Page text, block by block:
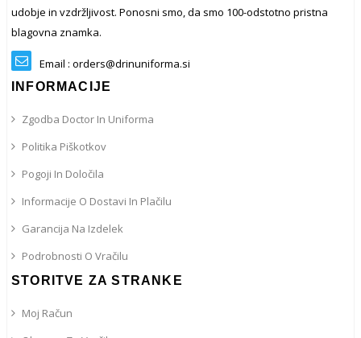
udobje in vzdržljivost. Ponosni smo, da smo 100-odstotno pristna
blagovna znamka.
Email : orders@drinuniforma.si
INFORMACIJE
Zgodba Doctor In Uniforma
Politika Piškotkov
Pogoji In Določila
Informacije O Dostavi In ​​plačilu
Garancija Na Izdelek
Podrobnosti O Vračilu
STORITVE ZA STRANKE
Moj Račun